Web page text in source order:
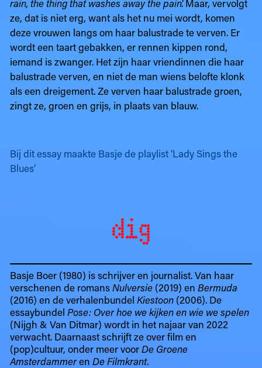
rain, the thing that washes away the pain’. Maar, vervolgt
ze, dat is niet erg, want als het nu mei wordt, komen
deze vrouwen langs om haar balustrade te verven. Er
wordt een taart gebakken, er rennen kippen rond,
iemand is zwanger. Het zijn haar vriendinnen die haar
balustrade verven, en niet de man wiens belofte klonk
als een dreigement. Ze verven haar balustrade groen,
zingt ze, groen en grijs, in plaats van blauw.
Bij dit essay maakte Basje de playlist ‘Lady Sings the
Blues’
Basje Boer (1980) is schrijver en journalist. Van haar
verschenen de romansNulversie (2019) en Bermuda
(2016) en de verhalenbundel Kiestoon (2006). De
essaybundel Pose: Over hoe we kijken en wie we spelen
(Nijgh & Van Ditmar) wordt in het najaar van 2022
verwacht. Daarnaast schrijft ze over film en
(pop)cultuur, onder meer voorDe Groene
Amsterdammeren De Filmkrant.